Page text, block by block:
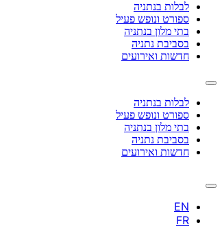
לבלות בנתניה
ספורט ונופש פעיל
בתי מלון בנתניה
בסביבת נתניה
חדשות ואירועים
לבלות בנתניה
ספורט ונופש פעיל
בתי מלון בנתניה
בסביבת נתניה
חדשות ואירועים